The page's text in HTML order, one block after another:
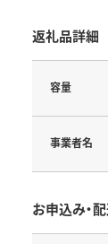
返礼品詳細
容量
事業者名
お申込み・